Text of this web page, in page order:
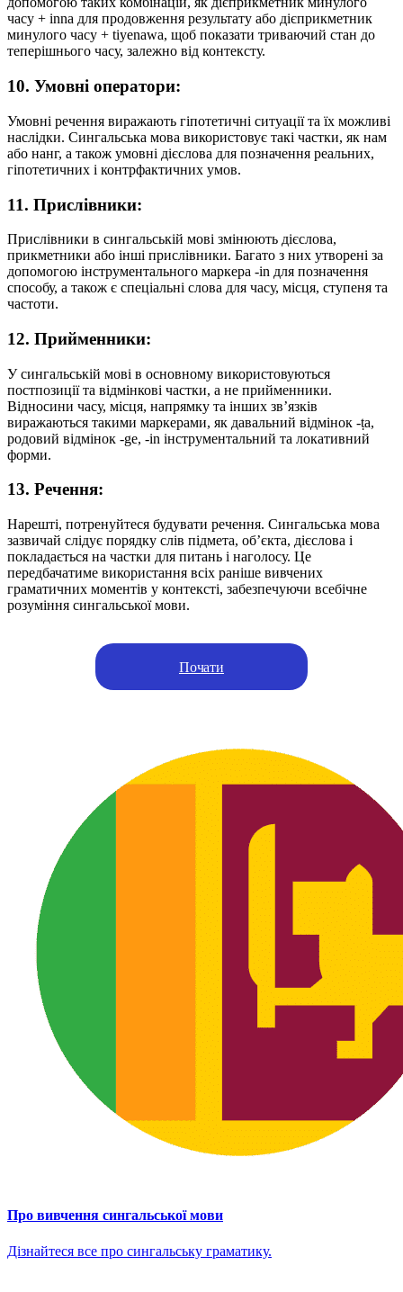
часу + inna для продовження результату або дієприкметник
минулого часу + tiyenawa, щоб показати триваючий стан до
теперішнього часу, залежно від контексту.
10. Умовні оператори:
Умовні речення виражають гіпотетичні ситуації та їх можливі
наслідки. Сингальська мова використовує такі частки, як нам
або нанг, а також умовні дієслова для позначення реальних,
гіпотетичних і контрфактичних умов.
11. Прислівники:
Прислівники в сингальській мові змінюють дієслова,
прикметники або інші прислівники. Багато з них утворені за
допомогою інструментального маркера -in для позначення
способу, а також є спеціальні слова для часу, місця, ступеня та
частоти.
12. Прийменники:
У сингальській мові в основному використовуються
постпозиції та відмінкові частки, а не прийменники.
Відносини часу, місця, напрямку та інших зв’язків
виражаються такими маркерами, як давальний відмінок -ṭa,
родовий відмінок -ge, -in інструментальний та локативний
форми.
13. Речення:
Нарешті, потренуйтеся будувати речення. Сингальська мова
зазвичай слідує порядку слів підмета, об’єкта, дієслова і
покладається на частки для питань і наголосу. Це
передбачатиме використання всіх раніше вивчених
граматичних моментів у контексті, забезпечуючи всебічне
розуміння сингальської мови.
Почати
Про вивчення сингальської мови
Дізнайтеся все про сингальську граматику.